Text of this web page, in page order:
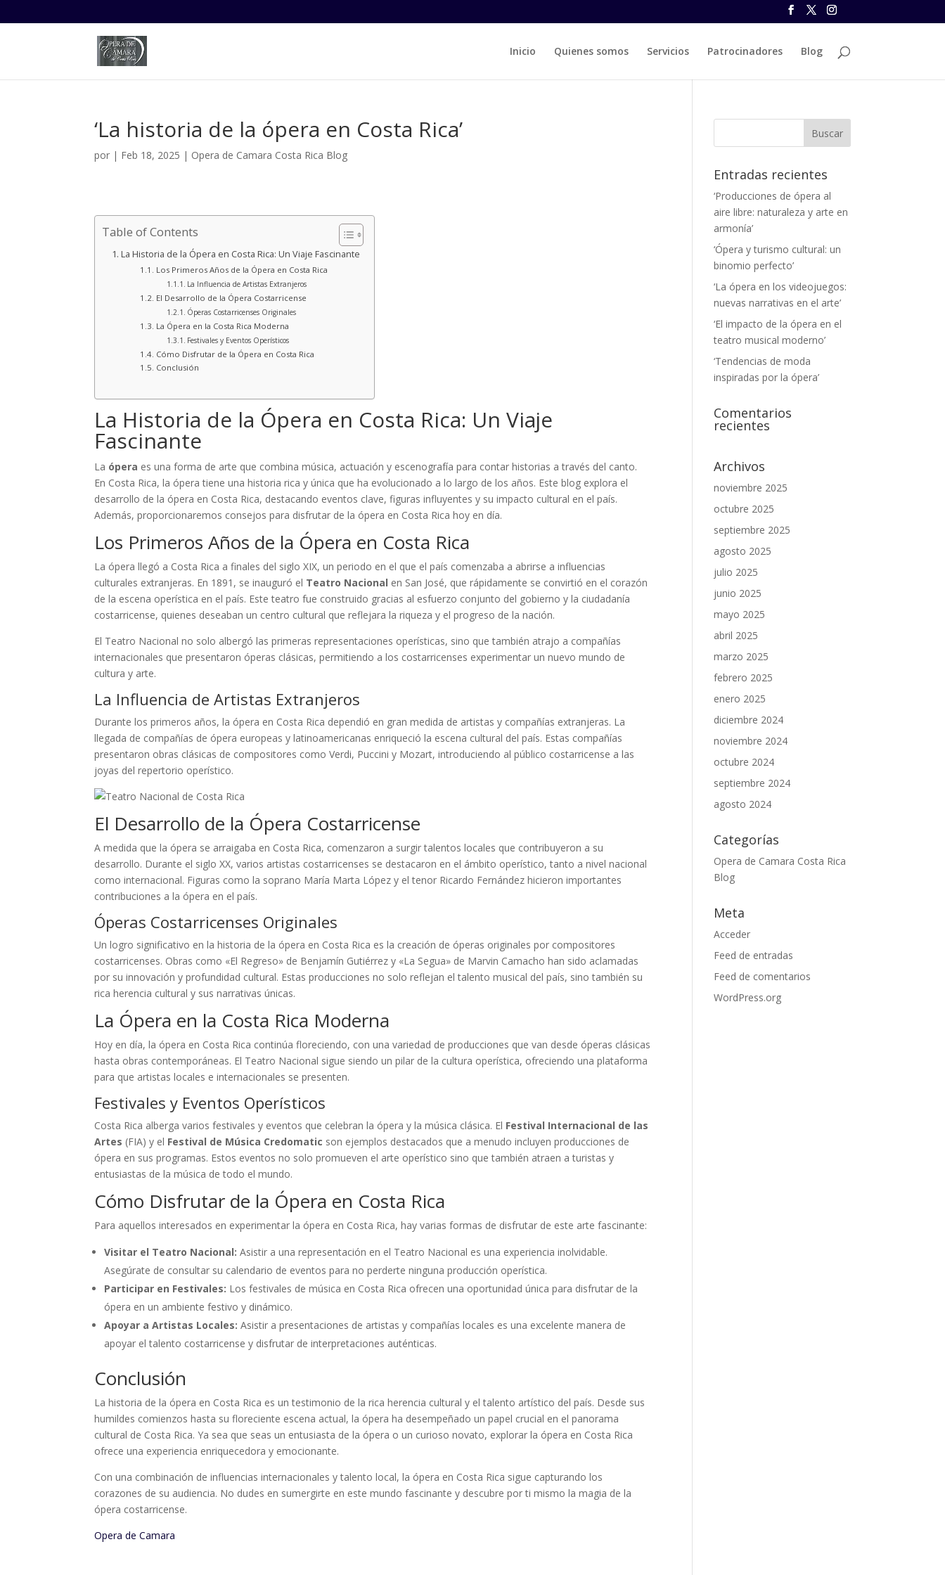
Inicio Quienes somos Servicios Patrocinadores Blog
‘La historia de la ópera en Costa Rica’
por | Feb 18, 2025 | Opera de Camara Costa Rica Blog
Table of Contents
La Historia de la Ópera en Costa Rica: Un Viaje Fascinante
Los Primeros Años de la Ópera en Costa Rica
La Influencia de Artistas Extranjeros
El Desarrollo de la Ópera Costarricense
Óperas Costarricenses Originales
La Ópera en la Costa Rica Moderna
Festivales y Eventos Operísticos
Cómo Disfrutar de la Ópera en Costa Rica
Conclusión
La Historia de la Ópera en Costa Rica: Un Viaje
Fascinante
La ópera es una forma de arte que combina música, actuación y escenografía para contar historias a través del canto.
En Costa Rica, la ópera tiene una historia rica y única que ha evolucionado a lo largo de los años. Este blog explora el
desarrollo de la ópera en Costa Rica, destacando eventos clave, figuras influyentes y su impacto cultural en el país.
Además, proporcionaremos consejos para disfrutar de la ópera en Costa Rica hoy en día.
Los Primeros Años de la Ópera en Costa Rica
La ópera llegó a Costa Rica a finales del siglo XIX, un periodo en el que el país comenzaba a abrirse a influencias
culturales extranjeras. En 1891, se inauguró el Teatro Nacional en San José, que rápidamente se convirtió en el corazón
de la escena operística en el país. Este teatro fue construido gracias al esfuerzo conjunto del gobierno y la ciudadanía
costarricense, quienes deseaban un centro cultural que reflejara la riqueza y el progreso de la nación.
El Teatro Nacional no solo albergó las primeras representaciones operísticas, sino que también atrajo a compañías
internacionales que presentaron óperas clásicas, permitiendo a los costarricenses experimentar un nuevo mundo de
cultura y arte.
La Influencia de Artistas Extranjeros
Durante los primeros años, la ópera en Costa Rica dependió en gran medida de artistas y compañías extranjeras. La
llegada de compañías de ópera europeas y latinoamericanas enriqueció la escena cultural del país. Estas compañías
presentaron obras clásicas de compositores como Verdi, Puccini y Mozart, introduciendo al público costarricense a las
joyas del repertorio operístico.
El Desarrollo de la Ópera Costarricense
A medida que la ópera se arraigaba en Costa Rica, comenzaron a surgir talentos locales que contribuyeron a su
desarrollo. Durante el siglo XX, varios artistas costarricenses se destacaron en el ámbito operístico, tanto a nivel nacional
como internacional. Figuras como la soprano María Marta López y el tenor Ricardo Fernández hicieron importantes
contribuciones a la ópera en el país.
Óperas Costarricenses Originales
Un logro significativo en la historia de la ópera en Costa Rica es la creación de óperas originales por compositores
costarricenses. Obras como «El Regreso» de Benjamín Gutiérrez y «La Segua» de Marvin Camacho han sido aclamadas
por su innovación y profundidad cultural. Estas producciones no solo reflejan el talento musical del país, sino también su
rica herencia cultural y sus narrativas únicas.
La Ópera en la Costa Rica Moderna
Hoy en día, la ópera en Costa Rica continúa floreciendo, con una variedad de producciones que van desde óperas clásicas
hasta obras contemporáneas. El Teatro Nacional sigue siendo un pilar de la cultura operística, ofreciendo una plataforma
para que artistas locales e internacionales se presenten.
Festivales y Eventos Operísticos
Costa Rica alberga varios festivales y eventos que celebran la ópera y la música clásica. El Festival Internacional de las
Artes (FIA) y el Festival de Música Credomatic son ejemplos destacados que a menudo incluyen producciones de
ópera en sus programas. Estos eventos no solo promueven el arte operístico sino que también atraen a turistas y
entusiastas de la música de todo el mundo.
Cómo Disfrutar de la Ópera en Costa Rica
Para aquellos interesados en experimentar la ópera en Costa Rica, hay varias formas de disfrutar de este arte fascinante:
Visitar el Teatro Nacional: Asistir a una representación en el Teatro Nacional es una experiencia inolvidable.
Asegúrate de consultar su calendario de eventos para no perderte ninguna producción operística.
Participar en Festivales: Los festivales de música en Costa Rica ofrecen una oportunidad única para disfrutar de la
ópera en un ambiente festivo y dinámico.
Apoyar a Artistas Locales: Asistir a presentaciones de artistas y compañías locales es una excelente manera de
apoyar el talento costarricense y disfrutar de interpretaciones auténticas.
Conclusión
La historia de la ópera en Costa Rica es un testimonio de la rica herencia cultural y el talento artístico del país. Desde sus
humildes comienzos hasta su floreciente escena actual, la ópera ha desempeñado un papel crucial en el panorama
cultural de Costa Rica. Ya sea que seas un entusiasta de la ópera o un curioso novato, explorar la ópera en Costa Rica
ofrece una experiencia enriquecedora y emocionante.
Con una combinación de influencias internacionales y talento local, la ópera en Costa Rica sigue capturando los
corazones de su audiencia. No dudes en sumergirte en este mundo fascinante y descubre por ti mismo la magia de la
ópera costarricense.
Opera de Camara
Entradas recientes
‘Producciones de ópera al
aire libre: naturaleza y arte en
armonía’
‘Ópera y turismo cultural: un
binomio perfecto’
‘La ópera en los videojuegos:
nuevas narrativas en el arte’
‘El impacto de la ópera en el
teatro musical moderno’
‘Tendencias de moda
inspiradas por la ópera’
Comentarios
recientes
Archivos
noviembre 2025
octubre 2025
septiembre 2025
agosto 2025
julio 2025
junio 2025
mayo 2025
abril 2025
marzo 2025
febrero 2025
enero 2025
diciembre 2024
noviembre 2024
octubre 2024
septiembre 2024
agosto 2024
Categorías
Opera de Camara Costa Rica
Blog
Meta
Acceder
Feed de entradas
Feed de comentarios
WordPress.org